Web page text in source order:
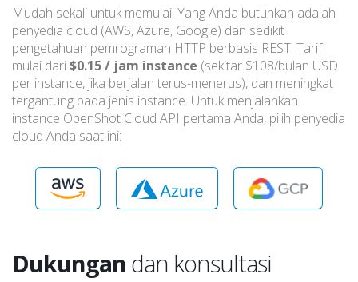
Mudah sekali untuk memulai! Yang Anda butuhkan adalah
penyedia cloud (AWS, Azure, Google) dan sedikit
pengetahuan pemrograman HTTP berbasis REST. Tarif
mulai dari$0.15 / jam instance (sekitar $108/bulan USD
per instance, jika berjalan terus-menerus), dan meningkat
tergantung pada jenis instance. Untuk menjalankan
instance OpenShot Cloud API pertama Anda, pilih penyedia
cloud Anda saat ini:
Dukungan dan konsultasi